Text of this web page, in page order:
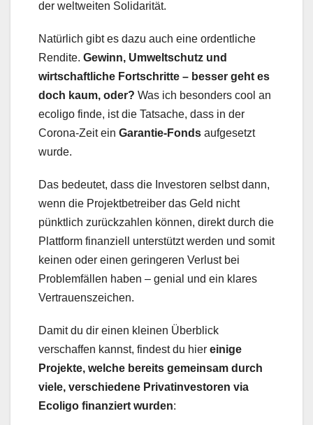
der weltweiten Solidarität.
Natürlich gibt es dazu auch eine ordentliche
Rendite. Gewinn, Umweltschutz und
wirtschaftliche Fortschritte – besser geht es
doch kaum, oder? Was ich besonders cool an
ecoligo finde, ist die Tatsache, dass in der
Corona-Zeit ein Garantie-Fonds aufgesetzt
wurde.
Das bedeutet, dass die Investoren selbst dann,
wenn die Projektbetreiber das Geld nicht
pünktlich zurückzahlen können, direkt durch die
Plattform finanziell unterstützt werden und somit
keinen oder einen geringeren Verlust bei
Problemfällen haben – genial und ein klares
Vertrauenszeichen.
Damit du dir einen kleinen Überblick
verschaffen kannst, findest du hier einige
Projekte, welche bereits gemeinsam durch
viele, verschiedene Privatinvestoren via
Ecoligo finanziert wurden: